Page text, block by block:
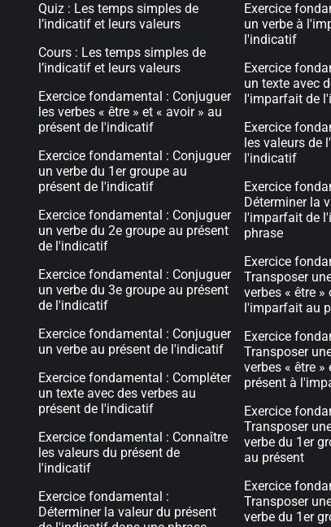
Quiz : Les temps simples de
l’indicatif et leurs valeurs
Cours : Les temps simples de
l’indicatif et leurs valeurs
Exercice fondamental : Conjuguer
les verbes « être » et « avoir » au
présent de l'indicatif
Exercice fondamental : Conjuguer
un verbe du 1er groupe au
présent de l'indicatif
Exercice fondamental : Conjuguer
un verbe du 2e groupe au présent
de l'indicatif
Exercice fondamental : Conjuguer
un verbe du 3e groupe au présent
de l'indicatif
Exercice fondamental : Conjuguer
un verbe au présent de l'indicatif
Exercice fondamental : Compléter
un texte avec des verbes au
présent de l'indicatif
Exercice fondamental : Connaître
les valeurs du présent de
l'indicatif
Exercice fondamental :
Déterminer la valeur du présent
Exercice
un verbe à
l'indicatif
Exercice
un texte avec
l'imparfait de
Exercice
les valeurs de
l'indicatif
Exercice
Déterminer la
l'imparfait de
phrase
Exercice
Transposer
verbes « être »
l'imparfait au
Exercice
Transposer
verbes « être »
présent à
Exercice
Transposer
verbe du 1er
au présent
Exercice
Transposer
verbe du 1er